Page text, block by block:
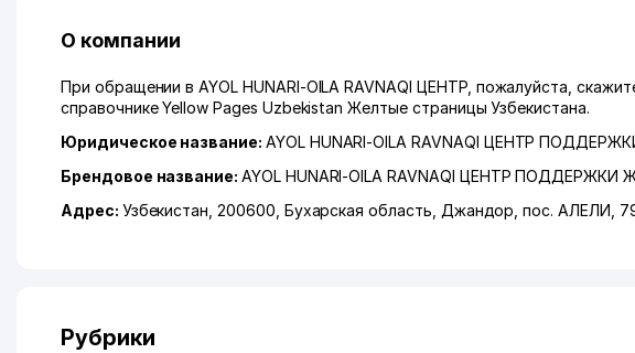
О компании
При обращении в AYOL HUNARI-OILA RAVNAQI ЦЕНТР, пожалуйста,
справочнике Yellow Pages Uzbekistan Желтые страницы Узбекистана.
Юридическое название: AYOL HUNARI-OILA RAVNAQI ЦЕНТР
Брендовое название: AYOL HUNARI-OILA RAVNAQI ЦЕНТР
Адрес: Узбекистан, 200600, Бухарская область Джандор ,пос. АЛЕЛИ ,
Рубрики